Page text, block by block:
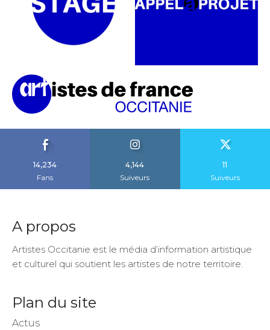
14,234
Fans
4,144
Suiveurs
11
Suiveurs
A propos
Artistes Occitanie est le média d’information artistique
et culturel qui soutient les artistes de notre territoire.
Plan du site
Actus